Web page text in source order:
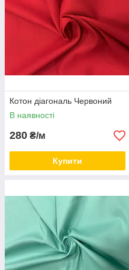
Котон діагональ Червоний
В наявності
280 ₴/м
Купити